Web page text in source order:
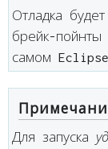
Отладка
брейк-
самом
Для запуска